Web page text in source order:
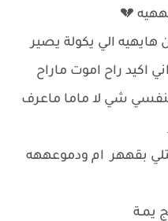
💔
هايهيه الي يكولة يصير
اكيد راح اموت ماراح
بنفسي شي لا ماما ماعرف
بقههر ام ودموعههه
يمـة